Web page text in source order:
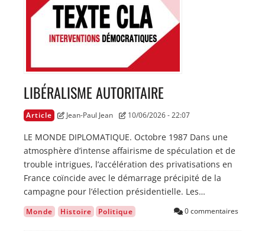
LIBÉRALISME AUTORITAIRE
Article Jean-Paul Jean 10/06/2026 - 22:07
LE MONDE DIPLOMATIQUE. Octobre 1987 Dans une
atmosphère d’intense affairisme de spéculation et de
trouble intrigues, l’accélération des privatisations en
France coïncide avec le démarrage précipité de la
campagne pour l’élection présidentielle. Les…
Monde Histoire Politique 0 commentaires